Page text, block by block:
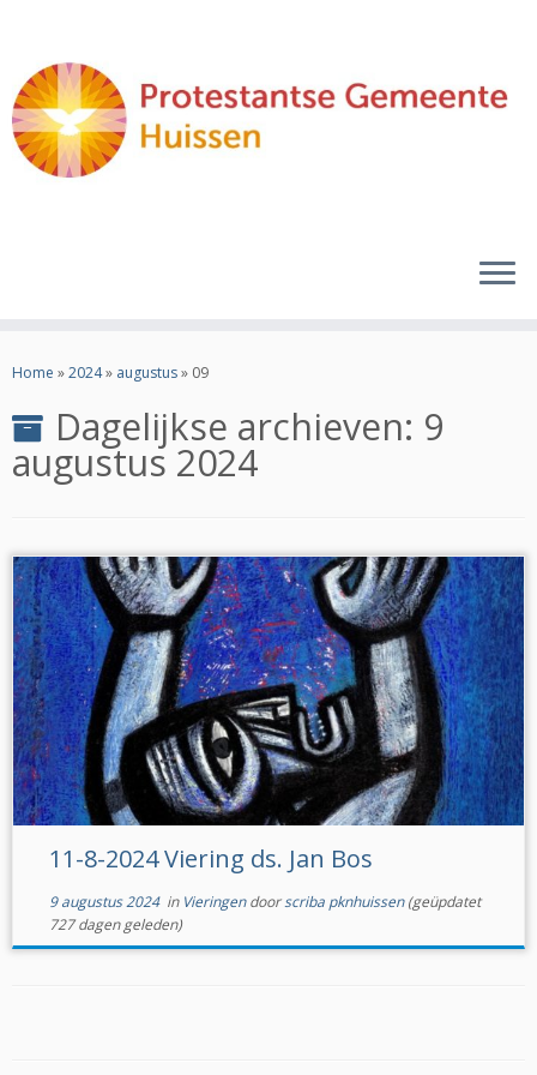
naarHome »2024» augustus» 09
Dagelijkse archieven: 9
augustus 2024
11-8-2024 Viering ds. Jan Bos
9 augustus 2024in Vieringendoorscriba pknhuissen(geüpdatet
727 dagen geleden)